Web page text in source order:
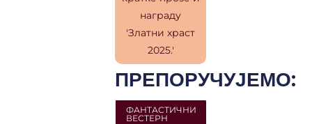
ПРЕПОРУЧУЈЕМО:
ФАНТАСТИЧНИ
ВЕСТЕРН